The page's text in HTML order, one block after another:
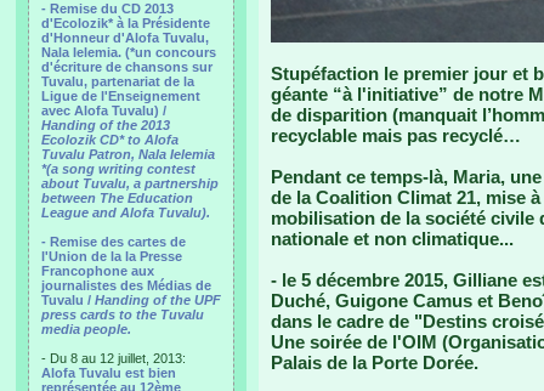
- Remise du CD 2013
d'Ecolozik* à la Présidente
d'Honneur d'Alofa Tuvalu,
Nala Ielemia. (*un concours
d'écriture de chansons sur
Tuvalu, partenariat de la
Ligue de l'Enseignement
avec Alofa Tuvalu) /
Handing of the 2013
Ecolozik CD* to Alofa
Tuvalu Patron, Nala Ielemia
*(a song writing contest
about Tuvalu, a partnership
between The Education
League and Alofa Tuvalu).
- Remise des cartes de
l'Union de la la Presse
Francophone aux
journalistes des Médias de
Tuvalu / Handing of the UPF
press cards to the Tuvalu
media people.
- Du 8 au 12 juillet, 2013:
Alofa Tuvalu est bien
représentée au 12ème
Stupéfaction le premier jour et
géante “à l'initiative” de notre
de disparition (manquait
recyclable mais pas recyclé…
Pendant ce temps-là, Maria,
de la Coalition Climat 21, mise
mobilisation de la société
nationale et non climatique...
- le 5 décembre 2015, Gilliane
Duché, Guigone Camus et
dans le cadre de "Destins
Une soirée de l'OIM
Palais de la Porte Dorée.